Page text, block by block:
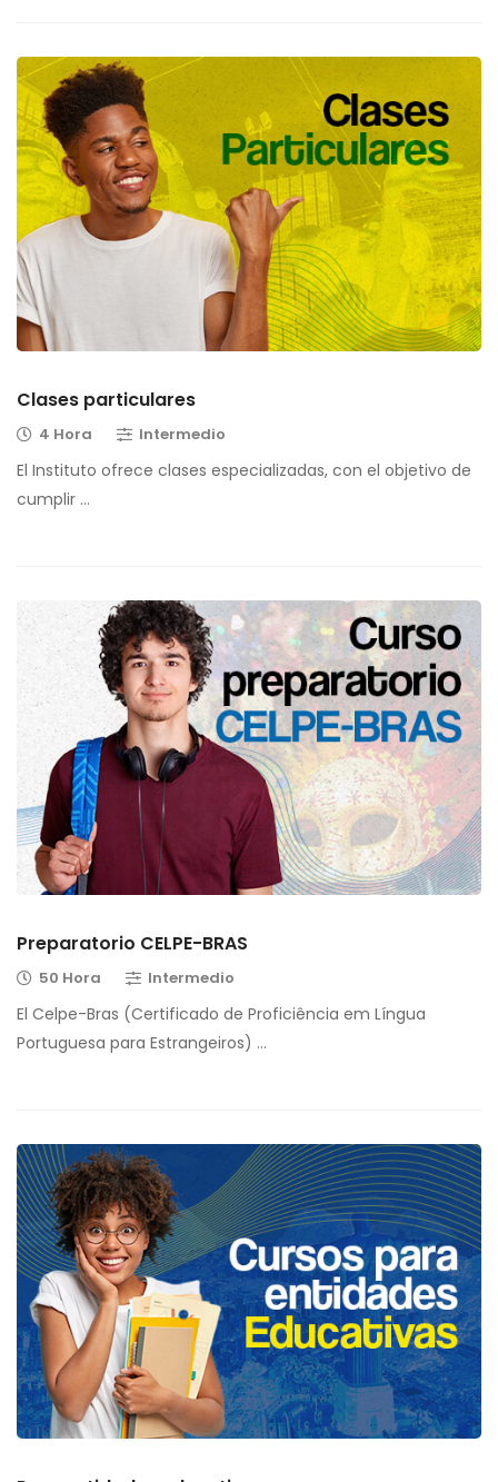
Clases particulares
4 Hora Intermedio
El Instituto ofrece clases especializadas, con el objetivo de
cumplir …
Preparatorio CELPE-BRAS
50 Hora Intermedio
El Celpe-Bras (Certificado de Proficiência em Língua
Portuguesa para Estrangeiros) …